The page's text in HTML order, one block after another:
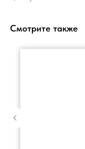
Смотрите также